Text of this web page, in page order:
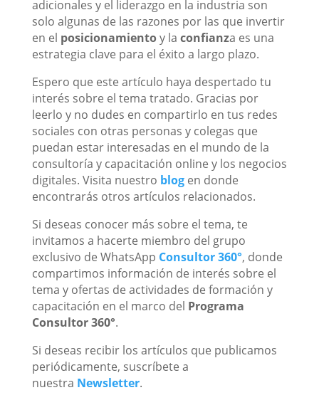
adicionales y el liderazgo en la industria son
solo algunas de las razones por las que invertir
en el posicionamientoy la confianza es una
estrategia clave para el éxito a largo plazo.
Espero que este artículo haya despertado tu
interés sobre el tema tratado. Gracias por
leerlo y no dudes en compartirlo en tus redes
sociales con otras personas y colegas que
puedan estar interesadas en el mundo de la
consultoría y capacitación online y los negocios
digitales. Visita nuestro blogen donde
encontrarás otros artículos relacionados.
Si deseas conocer más sobre el tema, te
invitamos a hacerte miembro del grupo
exclusivo de WhatsApp Consultor 360°, donde
compartimos información de interés sobre el
tema y ofertas de actividades de formación y
capacitación en el marco del Programa
Consultor 360°.
Si deseas recibir los artículos que publicamos
periódicamente, suscríbete a
nuestra Newsletter.